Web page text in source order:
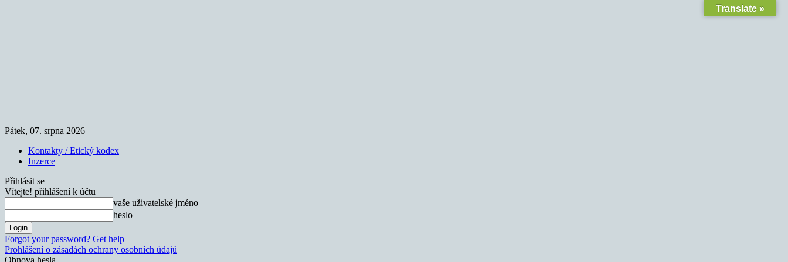
Pátek, 07. srpna 2026
Kontakty / Etický kodex
Inzerce
Přihlásit se
Vítejte! přihlášení k účtu
vaše uživatelské jméno
heslo
Forgot your password? Get help
Prohlášení o zásadách ochrany osobních údajů
Obnova hesla
Translate »